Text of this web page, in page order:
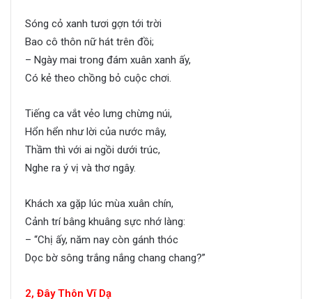
Sóng cỏ xanh tươi gợn tới trời
Bao cô thôn nữ hát trên đồi;
– Ngày mai trong đám xuân xanh ấy,
Có kẻ theo chồng bỏ cuộc chơi.
Tiếng ca vắt vẻo lưng chừng núi,
Hổn hển như lời của nước mây,
Thầm thì với ai ngồi dưới trúc,
Nghe ra ý vị và thơ ngây.
Khách xa gặp lúc mùa xuân chín,
Cảnh trí bâng khuâng sực nhớ làng:
– “Chị ấy, năm nay còn gánh thóc
Dọc bờ sông trắng nắng chang chang?”
2, Đây Thôn Vĩ Dạ